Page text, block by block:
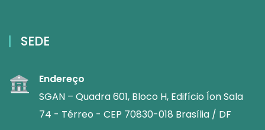
SEDE
Endereço
SGAN – Quadra 601, Bloco H, Edifício Íon Sala
74 - Térreo - CEP 70830-018 Brasília / DF